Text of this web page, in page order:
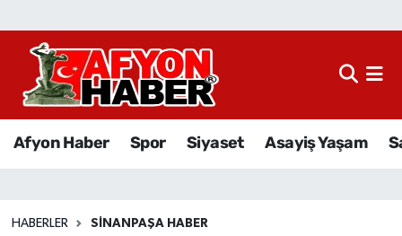
Afyon Haber Spor Siyaset Asayiş Yaşam
HABERLER SINANPAŞA HABER
Afyon Haber